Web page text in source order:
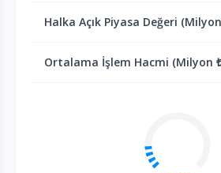
Halka Açık Piyasa Değeri
Ortalama İşlem Hacmi (Milyon